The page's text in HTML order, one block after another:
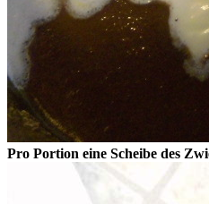
Pro Portion eine Scheibe des